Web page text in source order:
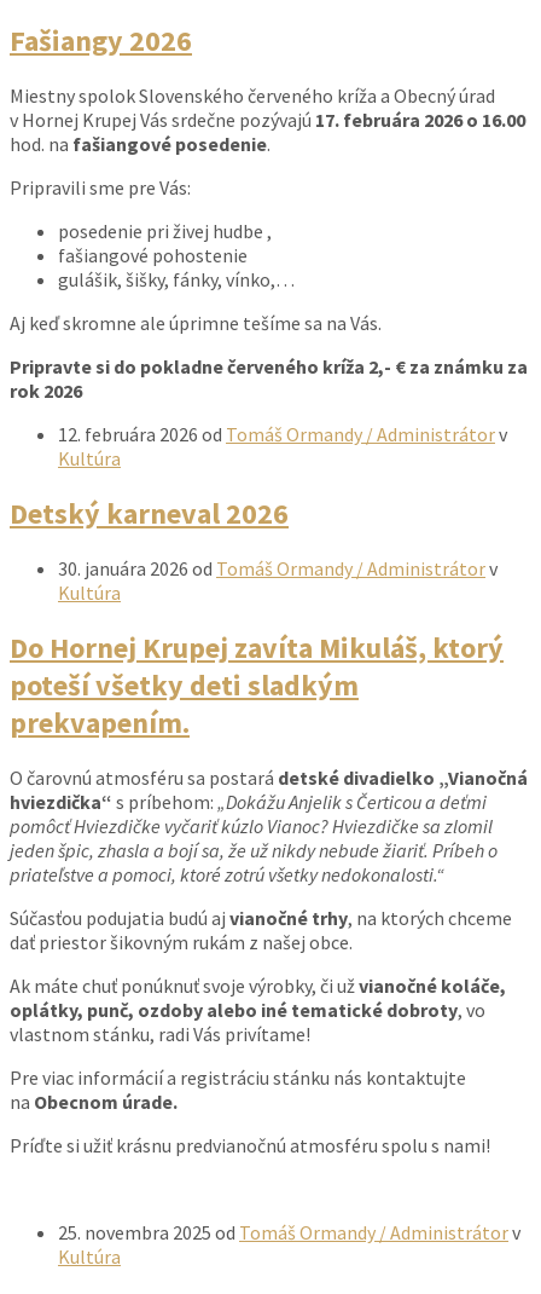
Fašiangy 2026
Miestny spolok Slovenského červeného kríža a Obecný úrad
v Hornej Krupej Vás srdečne pozývajú 17. februára 2026 o 16.00
hod. na fašiangové posedenie.
Pripravili sme pre Vás:
posedenie pri živej hudbe ,
fašiangové pohostenie
gulášik, šišky, fánky, vínko,…
Aj keď skromne ale úprimne tešíme sa na Vás.
Pripravte si do pokladne červeného kríža 2,- € za známku za
rok 2026
12. februára 2026 od Tomáš Ormandy / Administrátorv
Kultúra
Detský karneval 2026
30. januára 2026 od Tomáš Ormandy / Administrátorv
Kultúra
Do Hornej Krupej zavíta Mikuláš, ktorý
poteší všetky deti sladkým
prekvapením.
O čarovnú atmosféru sa postará detské divadielko „Vianočná
hviezdička“ s príbehom: „Dokážu Anjelik s Čerticou a deťmi
pomôcť Hviezdičke vyčariť kúzlo Vianoc? Hviezdičke sa zlomil
jeden špic, zhasla a bojí sa, že už nikdy nebude žiariť. Príbeh o
priateľstve a pomoci, ktoré zotrú všetky nedokonalosti.“
Súčasťou podujatia budú aj vianočné trhy, na ktorých chceme
dať priestor šikovným rukám z našej obce.
Ak máte chuť ponúknuť svoje výrobky, či užvianočné koláče,
oplátky, punč, ozdoby alebo iné tematické dobroty, vo
vlastnom stánku, radi Vás privítame!
Pre viac informácií a registráciu stánku nás kontaktujte
na Obecnom úrade.
Príďte si užiť krásnu predvianočnú atmosféru spolu s nami!
25. novembra 2025 od Tomáš Ormandy / Administrátorv
Kultúra